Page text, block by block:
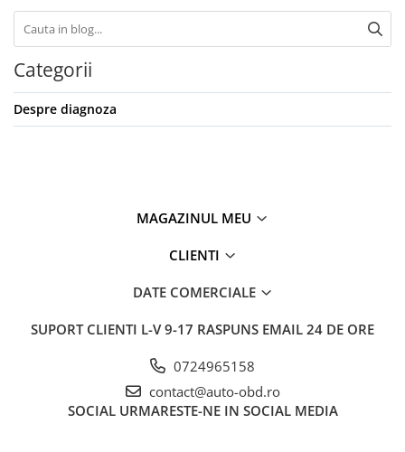
Categorii
Despre diagnoza
MAGAZINUL MEU
CLIENTI
DATE COMERCIALE
SUPORT CLIENTI L-V 9-17 RASPUNS EMAIL 24 DE ORE
0724965158
contact@auto-obd.ro
SOCIAL URMARESTE-NE IN SOCIAL MEDIA